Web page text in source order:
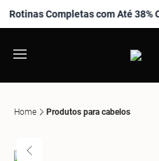
Completas com Até 38% OFF
Home Produtos para cabelos